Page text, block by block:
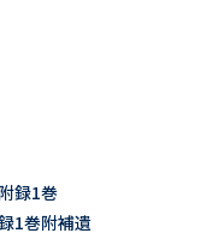
録1巻
1巻附補遺